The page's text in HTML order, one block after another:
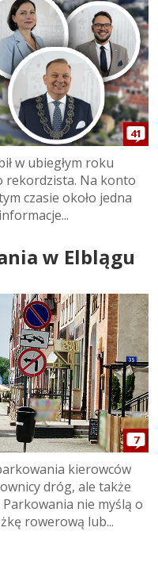
41
w ubiegłym roku
rekordzista. Na konto
czasie około jedna
w Elblągu
7
kierowców
dróg, ale także
nie myślą o
rowerową lub...